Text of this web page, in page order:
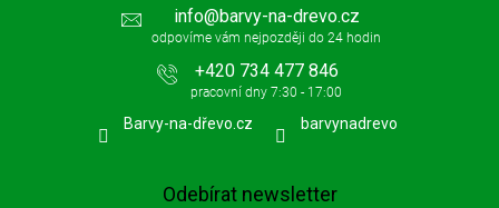
info@barvy-na-drevo.cz
+420 734 477 846
Barvy-na-dřevo.cz barvynadrevo
Odebírat newsletter